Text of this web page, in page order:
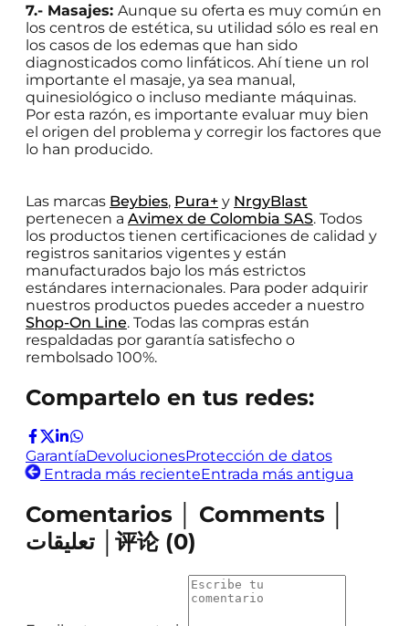
7.- Masajes: Aunque su oferta es muy común en
los centros de estética, su utilidad sólo es real en
los casos de los edemas que han sido
diagnosticados como linfáticos. Ahí tiene un rol
importante el masaje, ya sea manual,
quinesiológico o incluso mediante máquinas.
Por esta razón, es importante evaluar muy bien
el origen del problema y corregir los factores que
lo han producido.
Las marcas Beybies, Pura+ y NrgyBlast
pertenecen a Avimex de Colombia SAS. Todos
los productos tienen certificaciones de calidad y
registros sanitarios vigentes y están
manufacturados bajo los más estrictos
estándares internacionales. Para poder adquirir
nuestros productos puedes acceder a nuestro
Shop-On Line. Todas las compras están
respaldadas por garantía satisfecho o
rembolsado 100%.
Compartelo en tus redes:
GarantíaDevolucionesProtección de datos
Entrada más recienteEntrada más antigua
Comentarios │ Comments │
تعليقات │评论(0)